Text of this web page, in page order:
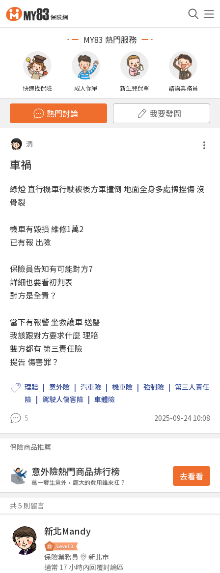
MY83 熱門服務
快速找保險 成人保單 新生兒保單 諮詢業務員
熱門討論 我要發問
清
車禍
綠燈 直行機車行駛被後方車撞倒 地面全身多處擦挫傷 沒
骨裂
機車有毀損 維修1萬2
已有報 出險
保險員告知有可能對方7
詳細也要看初判表
對方是全責？
當下有報警 坐救護車 送醫
我該跟對方要求什麼 理賠
雙方都有 第三責任險
提告 傷害罪？
理賠 意外險 汽車險 機車險 強制險
第三人責任
險
駕駛人傷害險
車體險
5
2025-09-24 10:08
保險商品推薦
意外險熱門商品排行榜
萬一發生意外，龐大的費用誰來扛？
去看看
共 5 則留言
新北Mandy
保險業務員
新北市
通常 17 小時內回覆討論區